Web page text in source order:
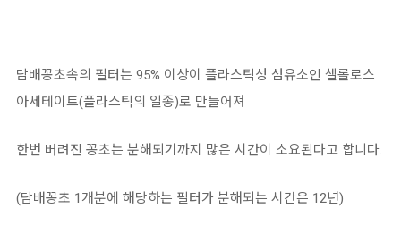
담배꽁초속의 필터는 95% 이상이 플라스틱성 섬유소인 셀롤로스
아세테이트(플라스틱의 일종)로 만들어져
한번 버려진 꽁초는 분해되기까지 많은 시간이 소요된다고 합니다.
(담배꽁초 1개분에 해당하는 필터가 분해되는 시간은 12년)